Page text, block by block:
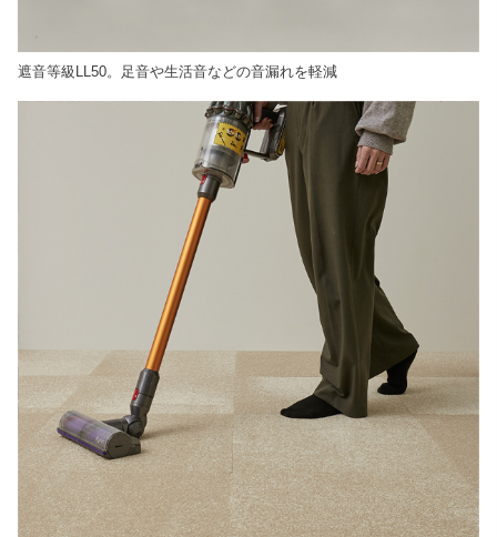
遮音等級LL50。足音や生活音などの音漏れを軽減